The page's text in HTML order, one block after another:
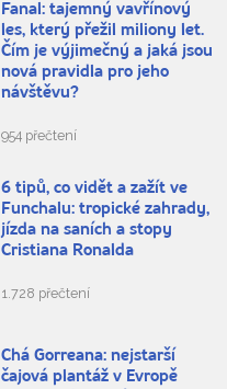
Fanal: tajemný vavřínový
les, který přežil miliony let.
Čím je výjimečný a jaká jsou
nová pravidla pro jeho
návštěvu?
954 přečtení
6 tipů, co vidět a zažít ve
Funchalu: tropické zahrady,
jízda na saních a stopy
Cristiana Ronalda
1.728 přečtení
Chá Gorreana: nejstarší
čajová plantáž v Evropě